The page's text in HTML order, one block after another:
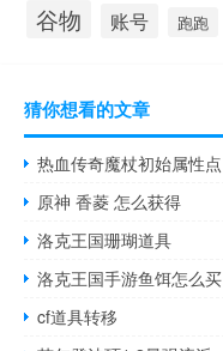
谷物 账号 跑跑
猜你想看的文章
热血传奇魔杖初始属性点
原神 香菱 怎么获得
洛克王国珊瑚道具
洛克王国手游鱼饵怎么买
cf道具转移